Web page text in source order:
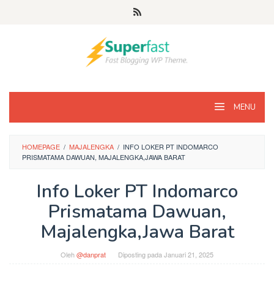
MENU
HOMEPAGE / MAJALENGKA / INFO LOKER PT INDOMARCO
PRISMATAMA DAWUAN, MAJALENGKA,JAWA BARAT
Info Loker PT Indomarco
Prismatama Dawuan,
Majalengka,Jawa Barat
Oleh@danprat Diposting pada Januari 21, 2025